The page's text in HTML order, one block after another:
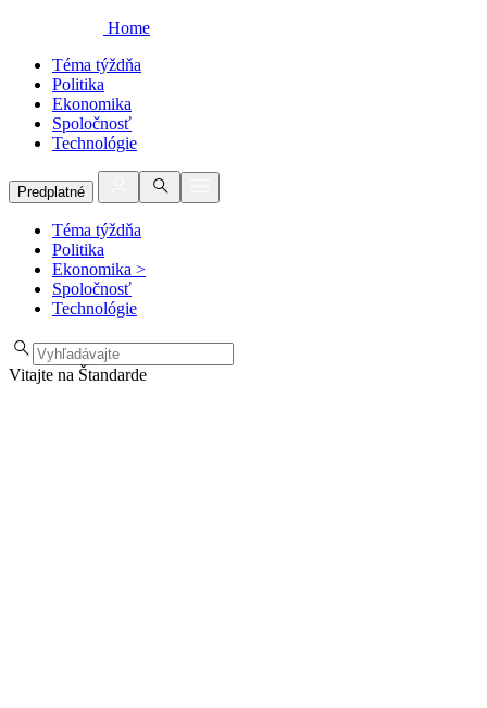
Home
Téma týždňa
Politika
Ekonomika
Spoločnosť
Technológie
Predplatné
Téma týždňa
Politika
Ekonomika >
Spoločnosť
Technológie
Vitajte na Štandarde